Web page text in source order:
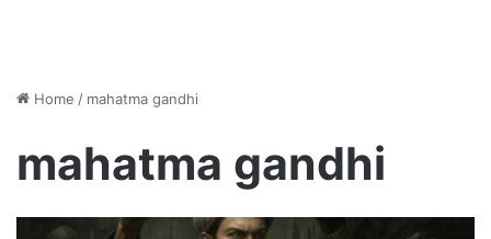
Home / mahatma gandhi
mahatma gandhi